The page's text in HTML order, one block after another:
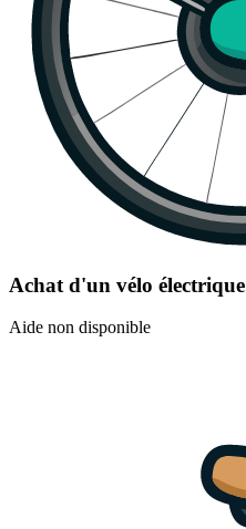
Achat d'un vélo électrique
Aide non disponible